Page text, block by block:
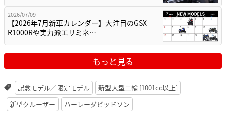
2026/07/09
【2026年7月新車カレンダー】大注目のGSX-
R1000Rや実力派エリミネ…
もっと見る
記念モデル／限定モデル
新型大型二輪 [1001cc以上]
新型クルーザー
ハーレーダビッドソン